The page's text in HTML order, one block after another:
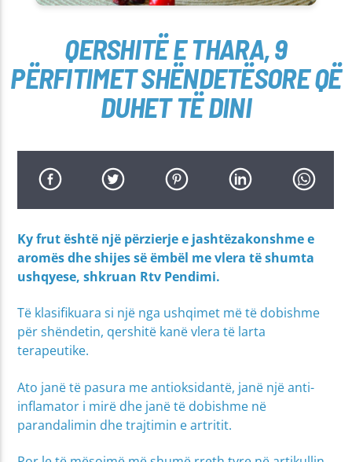
QERSHITË E THARA, 9
PËRFITIMET SHËNDETËSORE QË
DUHET TË DINI
Ky frut është një përzierje e jashtëzakonshme e
aromës dhe shijes së ëmbël me vlera të shumta
ushqyese, shkruan Rtv Pendimi.
Të klasifikuara si një nga ushqimet më të dobishme
për shëndetin, qershitë kanë vlera të larta
terapeutike.
Ato janë të pasura me antioksidantë, janë një anti-
inflamator i mirë dhe janë të dobishme në
parandalimin dhe trajtimin e artritit.